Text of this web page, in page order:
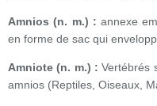
Amnios (n. m.) : annexe
en forme de sac qui
Amniote (n. m.) : Vertébrés
amnios (Reptiles, Oiseaux,